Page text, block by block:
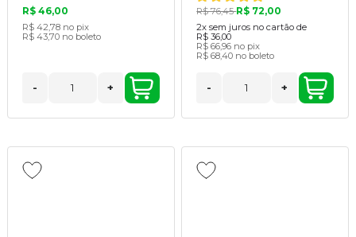
R$ 46,00
R$ 42,78 no pix
R$ 43,70 no boleto
- +
R$ 76,45R$ 72,00
2x sem juros no cartão de
R$ 36,00
R$ 66,96 no pix
R$ 68,40 no boleto
- +